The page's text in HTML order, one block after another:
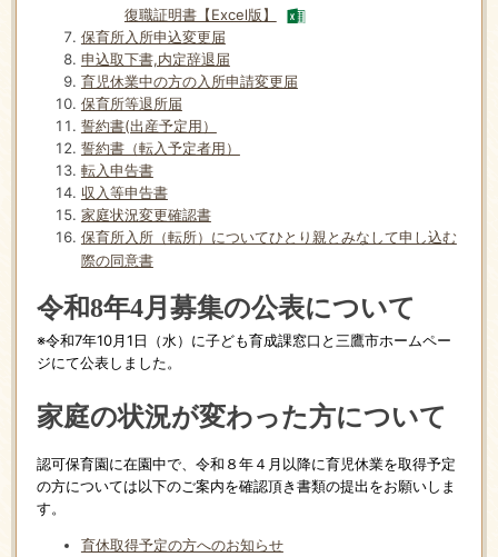
復職証明書【Excel版】
保育所入所申込変更届
申込取下書,内定辞退届
育児休業中の方の入所申請変更届
保育所等退所届
誓約書(出産予定用）
誓約書（転入予定者用）
転入申告書
収入等申告書
家庭状況変更確認書
保育所入所（転所）についてひとり親とみなして申し込む
際の同意書
令和8年4月募集の公表について
※令和7年10月1日（水）に子ども育成課窓口と三鷹市ホームペー
ジにて公表しました。
家庭の状況が変わった方について
認可保育園に在園中で、令和８年４月以降に育児休業を取得予定
の方については以下のご案内を確認頂き書類の提出をお願いしま
す。
育休取得予定の方へのお知らせ